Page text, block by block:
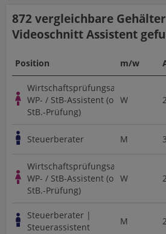
872 vergleichbare
Videoschnitt Assistent
Position m/w
Wirtschaftsprüfungsassistent,
WP- / StB-Assistent (ohne
StB.-Prüfung)
W
Steuerberater M
Wirtschaftsprüfungsassistent,
WP- / StB-Assistent (ohne
StB.-Prüfung)
W
Steuerberater |
Steuerassistent
M